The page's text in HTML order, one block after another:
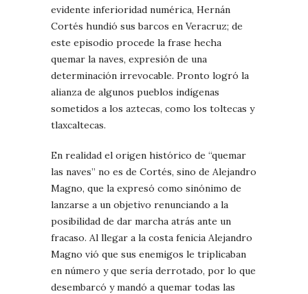
evidente inferioridad numérica, Hernán
Cortés hundió sus barcos en Veracruz; de
este episodio procede la frase hecha
quemar la naves, expresión de una
determinación irrevocable. Pronto logró la
alianza de algunos pueblos indígenas
sometidos a los aztecas, como los toltecas y
tlaxcaltecas.
En realidad el origen histórico de “quemar
las naves” no es de Cortés, sino de Alejandro
Magno, que la expresó como sinónimo de
lanzarse a un objetivo renunciando a la
posibilidad de dar marcha atrás ante un
fracaso. Al llegar a la costa fenicia Alejandro
Magno vió que sus enemigos le triplicaban
en número y que sería derrotado, por lo que
desembarcó y mandó a quemar todas las